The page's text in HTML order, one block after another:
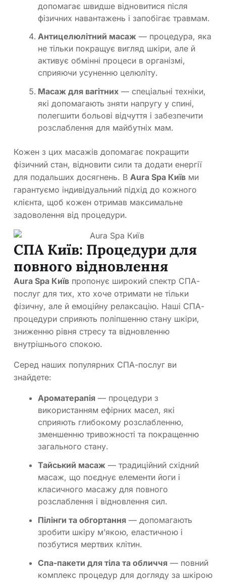
допомагає швидше відновитися після
фізичних навантажень і запобігає травмам.
Антицелюлітний масаж — процедура, яка
не тільки покращує вигляд шкіри, але й
активує обмінні процеси в організмі,
сприяючи усуненню целюліту.
Масаж для вагітних — спеціальні техніки,
які допомагають зняти напругу у спині,
полегшити больові відчуття і забезпечити
розслаблення для майбутніх мам.
Кожен з цих масажів допомагає покращити
фізичний стан, відновити сили та додати енергії
для подальших досягнень. В Aura Spa Київ ми
гарантуємо індивідуальний підхід до кожного
клієнта, щоб кожен отримав максимальне
задоволення від процедури.
СПА Київ: Процедури для
повного відновлення
Aura Spa Київ пропонує широкий спектр СПА-
послуг для тих, хто хоче отримати не тільки
фізичну, але й емоційну релаксацію. Наші СПА-
процедури сприяють поліпшенню стану шкіри,
зниженню рівня стресу та відновленню
внутрішнього спокою.
Серед наших популярних СПА-послуг ви
знайдете:
Ароматерапія — процедури з
використанням ефірних масел, які
сприяють глибокому розслабленню,
зменшенню тривожності та покращенню
загального стану.
Тайський масаж — традиційний східний
масаж, що поєднує елементи йоги і
класичного масажу для повного
розслаблення і відновлення сил.
Пілінги та обгортання — допомагають
зробити шкіру м’якою, еластичною і
позбутися мертвих клітин.
Спа-пакети для тіла та обличчя — повний
комплекс процедур для догляду за шкірою